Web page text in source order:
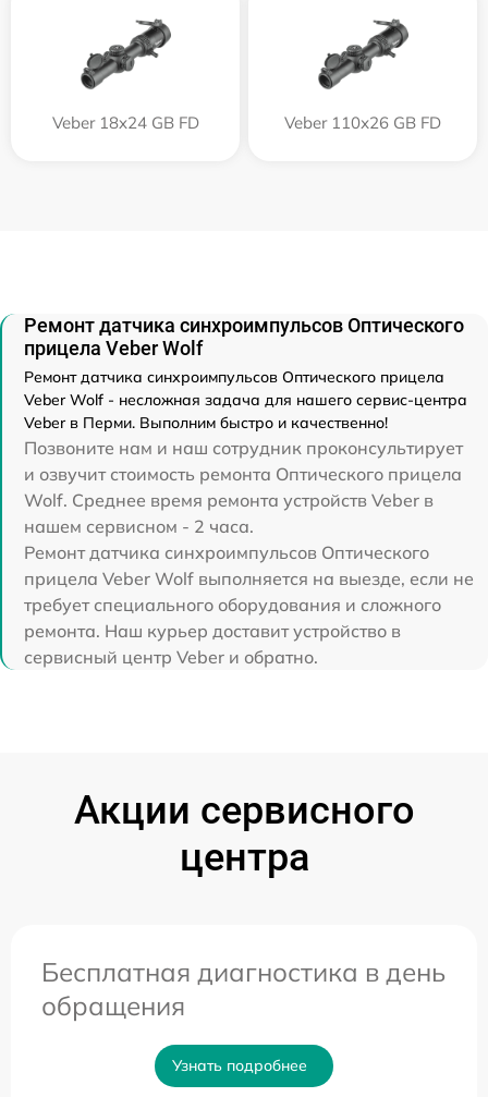
Veber 18x24 GB FD Veber 110х26 GB FD
Ремонт датчика синхроимпульсов Оптического
прицела Veber Wolf
Ремонт датчика синхроимпульсов Оптического прицела
Veber Wolf - несложная задача для нашего сервис-центра
Veber в Перми. Выполним быстро и качественно!
Позвоните нам и наш сотрудник проконсультирует
и озвучит стоимость ремонта Оптического прицела
Wolf. Среднее время ремонта устройств Veber в
нашем сервисном - 2 часа.
Ремонт датчика синхроимпульсов Оптического
прицела Veber Wolf выполняется на выезде, если не
требует специального оборудования и сложного
ремонта. Наш курьер доставит устройство в
сервисный центр Veber и обратно.
Акции сервисного
центра
Бесплатная диагностика в день
обращения
Узнать подробнее